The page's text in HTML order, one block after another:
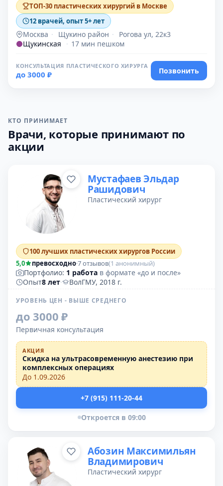
ТОП-30 пластических хирургий в Москве
12 врачей, опыт 5+ лет
Москва · Щукино район ·
Рогова ул, 22к3
Щукинская
· 17 мин пешком
КОНСУЛЬТАЦИЯ ПЛАСТИЧЕСКОГО ХИРУРГА
до 3000 ₽ Позвонить
КТО ПРИНИМАЕТ
Врачи, которые принимают по
акции
Мустафаев Эльдар
Рашидович
Пластический хирург
100 лучших пластических хирургов России
5,0
превосходно·7 отзывов(1 анонимный)
Портфолио: 1 работа в формате «до и после»
Опыт8 лет· ВолГМУ, 2018 г.
УРОВЕНЬ ЦЕН - ВЫШЕ СРЕДНЕГО
до 3000 ₽
Первичная консультация
АКЦИЯ
Скидка на ультрасовременную анестезию при
комплексных операциях
До 1.09.2026
+7 (915) 111-20-44
Откроется в 09:00
Абозин Максимильян
Владимирович
Пластический хирург